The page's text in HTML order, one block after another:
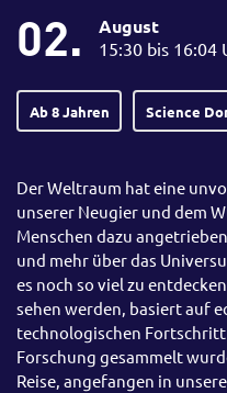
02. August
15:30 bis 16:04
Ab 8 Jahren Science
Der Weltraum hat eine
unserer Neugier und dem
Menschen dazu
und mehr über das
es noch so viel zu
sehen werden, basiert auf
technologischen
Forschung gesammelt
Reise, angefangen in